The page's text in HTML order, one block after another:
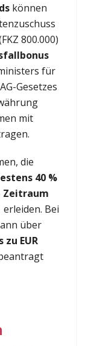
können
800.000)
für
Gesetzes
mit
die
40 %
Zeitraum
erleiden. Bei
über
zu EUR